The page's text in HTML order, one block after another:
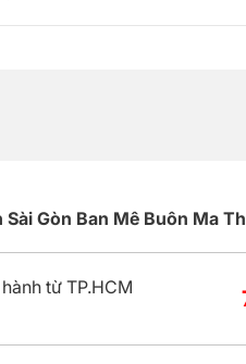
Gòn Ban Mê Buôn Ma
từ TP.HCM